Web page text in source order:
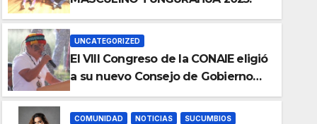
UNCATEGORIZED
El VIII Congreso de la CONAIE eligió
a su nuevo Consejo de Gobierno
de la CONAIE 2025–2028.
COMUNIDAD NOTICIAS SUCUMBIOS